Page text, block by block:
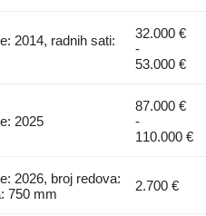
2014, radnih sati:
32.000 €
-
53.000 €
2025
87.000 €
-
110.000 €
2026, broj redova:
750 mm
2.700 €